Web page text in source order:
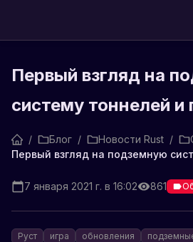
Первый взгляд на
систему тоннелей и
/ Блог / Новости Rust /
7 января 2021 г. в 16:02 861
Руст игра обновления